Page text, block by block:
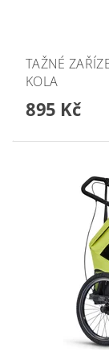
TAŽNÉ
KOLA
895 Kč